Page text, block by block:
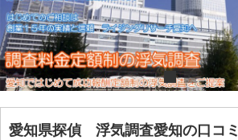
愛知県探偵 浮気調査愛知の口コ